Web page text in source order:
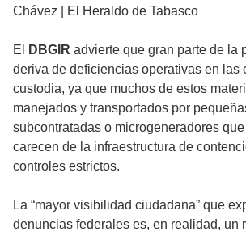
Chávez | El Heraldo de Tabasco
El DBGIR advierte que gran parte de la
deriva de deficiencias operativas en las
custodia, ya que muchos de estos
manejados y transportados por
subcontratadas o microgeneradores
carecen de la infraestructura de
controles estrictos.
La “mayor visibilidad ciudadana” que
denuncias federales es, en realidad, un